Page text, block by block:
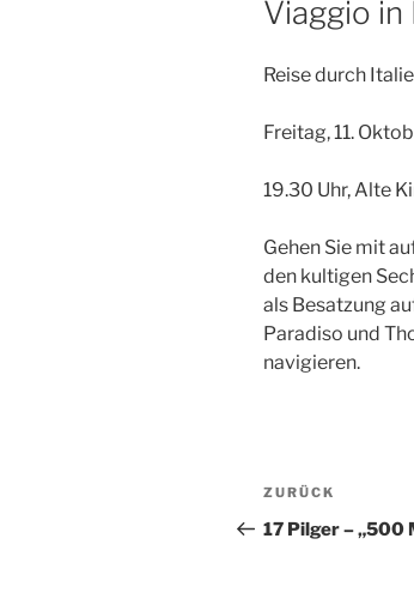
Viaggio in
Reise durch
Freitag, 11.
19.30 Uhr, Alte
Gehen Sie mit
den kultigen
als Besatzung
Paradiso und
navigieren.
Vorheriger
Beitrag
ZURÜCK
17 Pilger – „500